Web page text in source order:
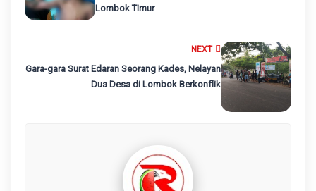
NEXT
Gara-gara Surat Edaran Seorang Kades, Nelayan
Dua Desa di Lombok Berkonflik
Lombok Timur